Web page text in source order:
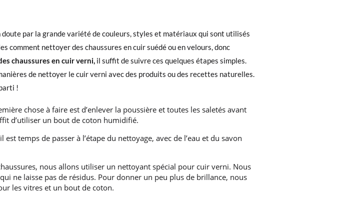
doute par la grande variété de couleurs, styles et matériaux qui sont utilisés
comment nettoyer des chaussures en cuir suédé ou en velours, donc
chaussures en cuir verni, il suffit de suivre ces quelques étapes simples.
de nettoyer le cuir verni avec des produits ou des recettes naturelles.
!
chose à faire est d’enlever la poussière et toutes les saletés avant
d’utiliser un bout de coton humidifié.
temps de passer à l’étape du nettoyage, avec de l’eau et du savon
nous allons utiliser un nettoyant spécial pour cuir verni. Nous
ne laisse pas de résidus. Pour donner un peu plus de brillance, nous
les vitres et un bout de coton.